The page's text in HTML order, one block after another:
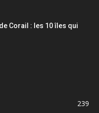
Corail : les 10 îles qui
239